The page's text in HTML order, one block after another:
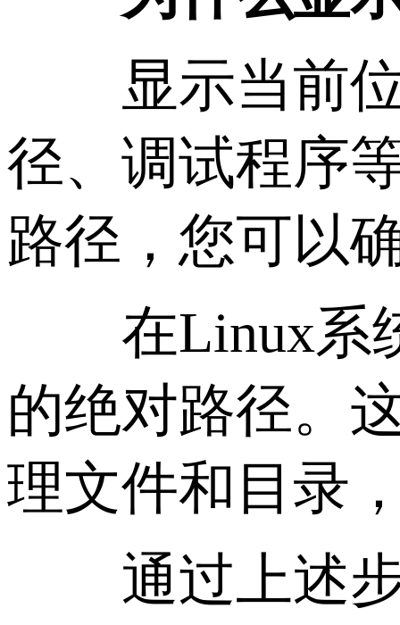
显示当前位
径、调试程序
路径，您可以
在Linux系统
的绝对路径。
理文件和目录
通过上述步